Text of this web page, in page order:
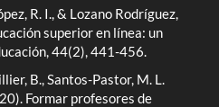
R. I., & Lozano Rodríguez,
superior en línea: un
44(2), 441-456.
B., Santos-Pastor, M. L.
Formar profesores de